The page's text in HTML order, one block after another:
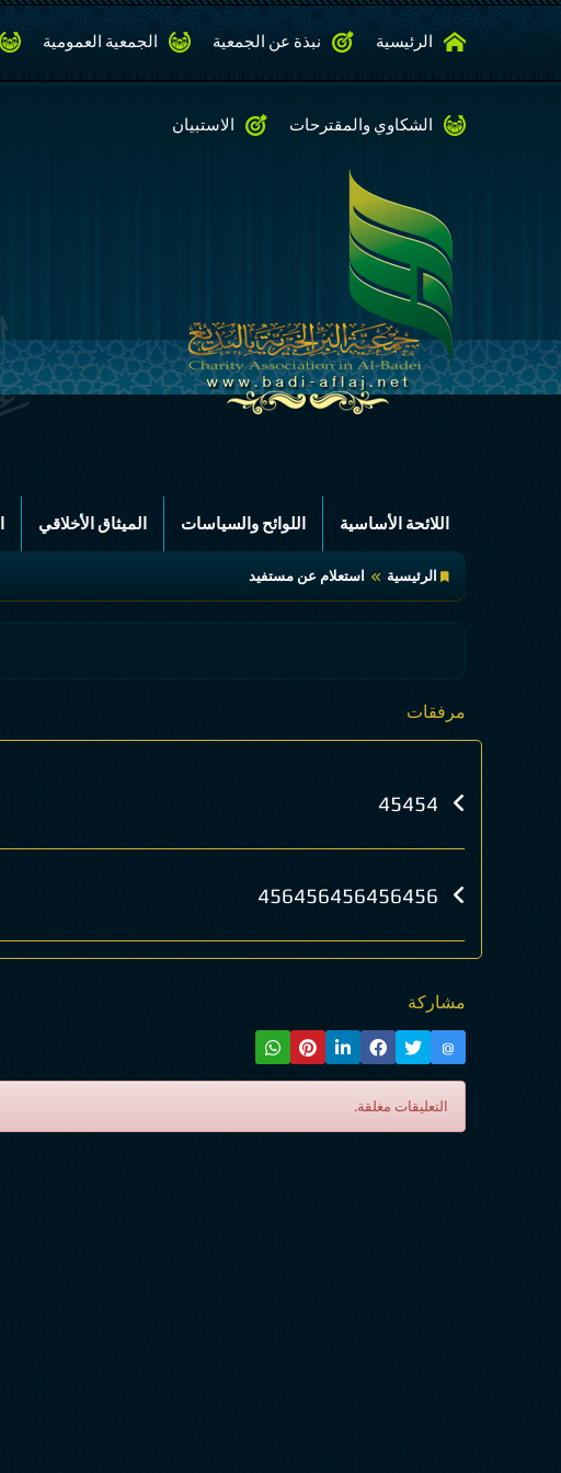
الرئيسية نبذة عن الجمعية الجمعية العمومية
الشكاوي والمقترحات الاستبيان
اللائحة الأساسية اللوائح والسياسات الميثاق الأخلاقي
الرئيسية استعلام عن مستفيد
مرفقات
مشاركة
@
التعليقات مغلقة.